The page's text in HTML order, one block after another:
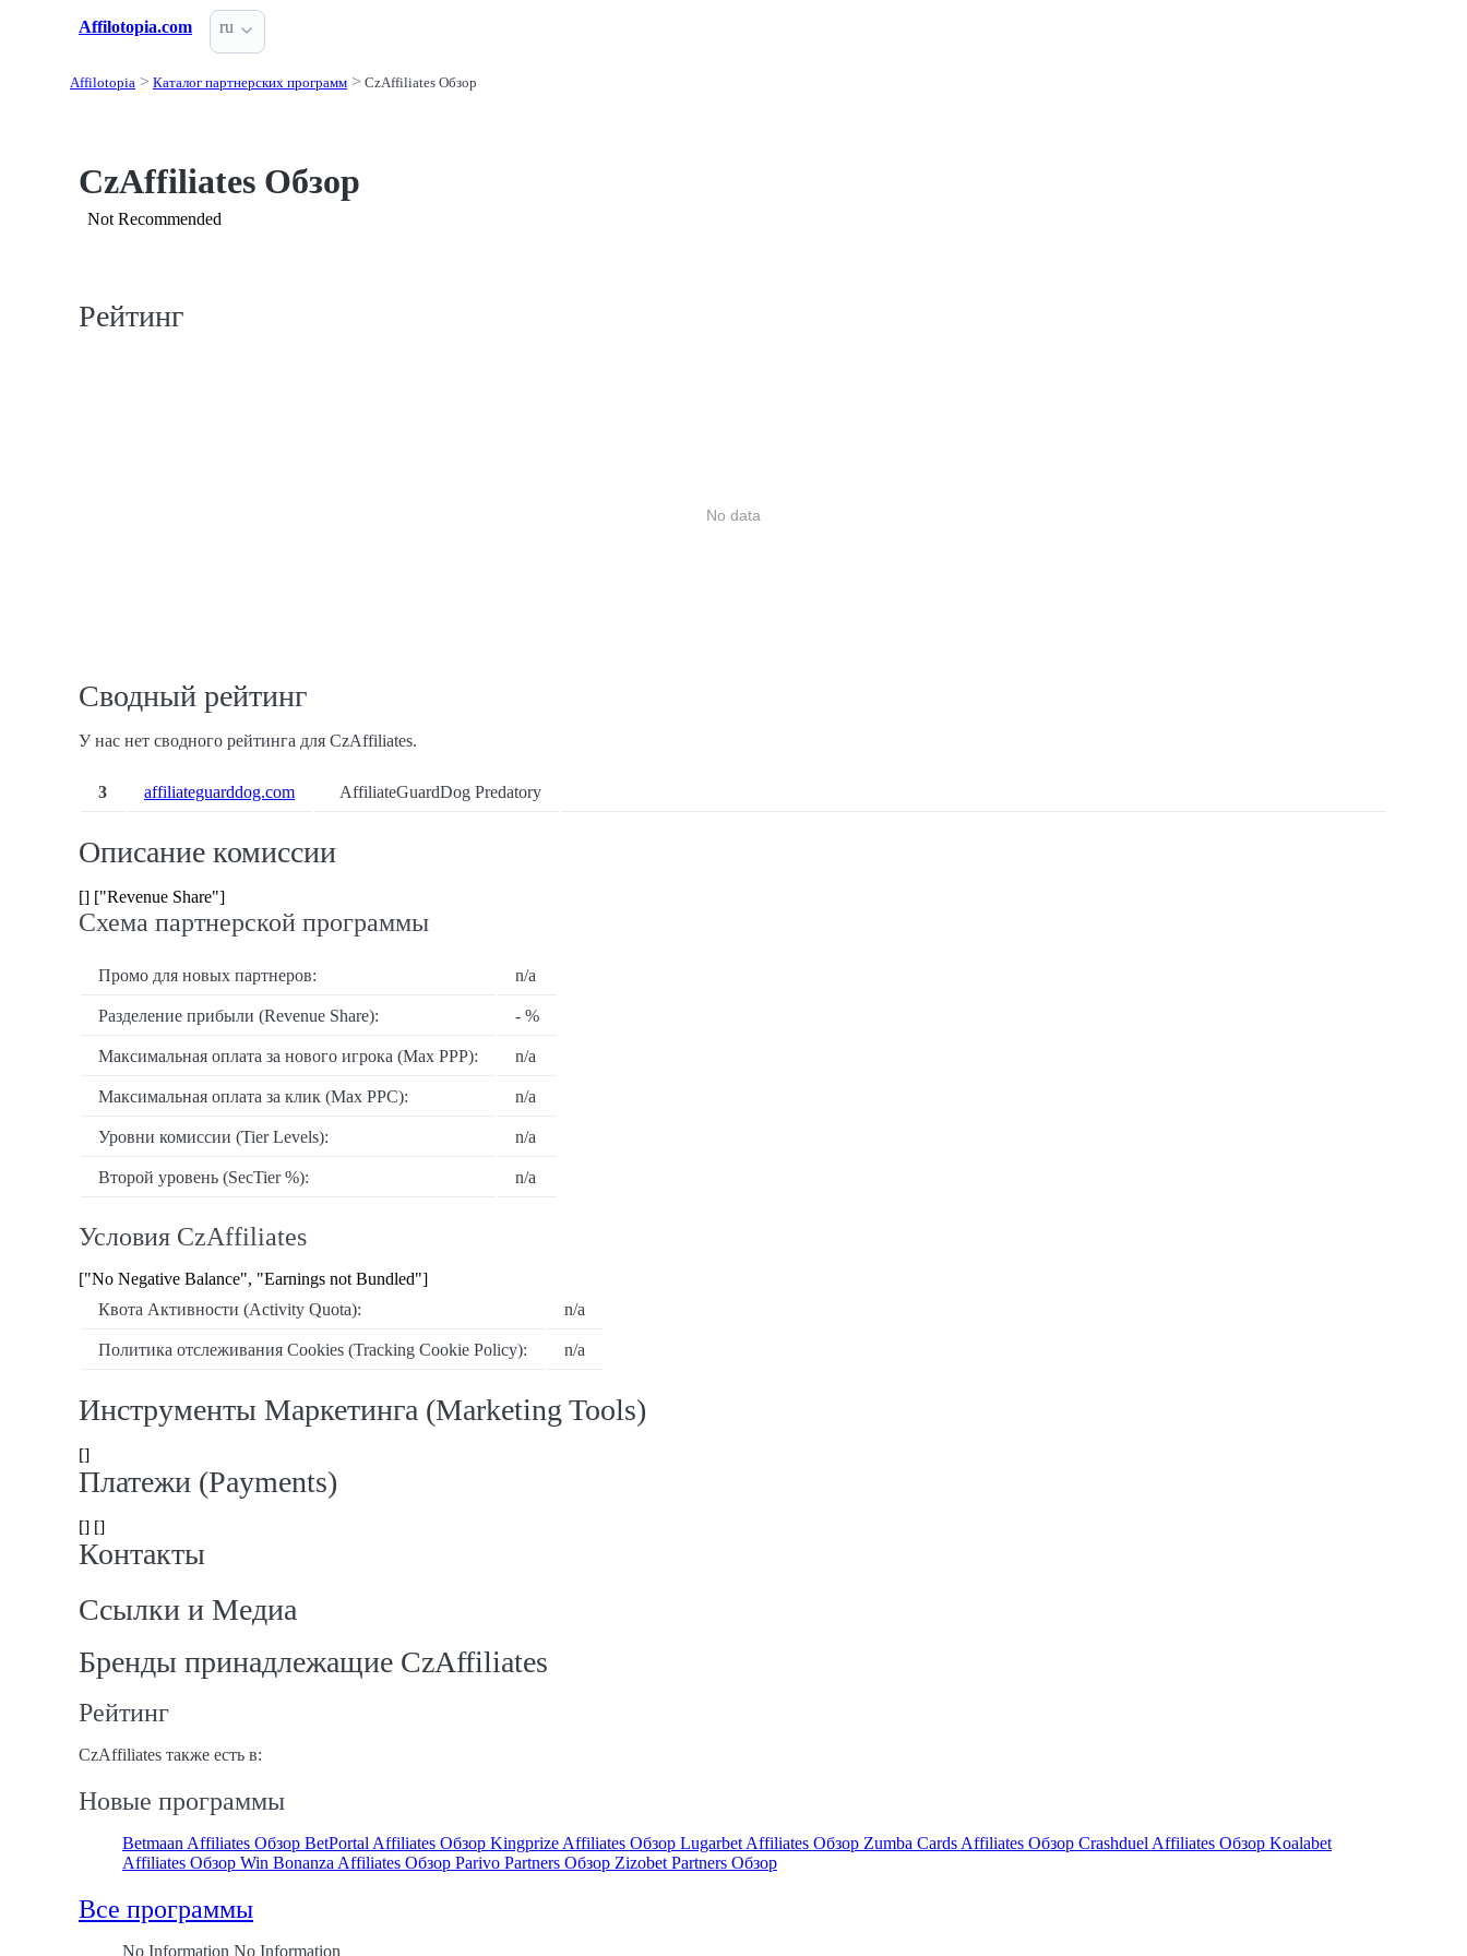
Affilotopia.com ru
Affilotopia Каталог партнерских программ CzAffiliates Обзор
CzAffiliates Обзор
Not Recommended
Рейтинг
No data
Сводный рейтинг
У нас нет сводного рейтинга для CzAffiliates.
3 affiliateguarddog.com AffiliateGuardDog Predatory
Описание комиссии
[] ["Revenue Share"]
Схема партнерской программы
Промо для новых партнеров: n/a
Разделение прибыли (Revenue Share): - %
Максимальная оплата за нового игрока (Max PPP): n/a
Максимальная оплата за клик (Max PPC): n/a
Уровни комиссии (Tier Levels): n/a
Второй уровень (SecTier %): n/a
Условия CzAffiliates
["No Negative Balance", "Earnings not Bundled"]
Квота Активности (Activity Quota):
n/a
Политика отслеживания Cookies (Tracking Cookie Policy): n/a
Инструменты Маркетинга (Marketing Tools)
[]
Платежи (Payments)
[] []
Контакты
Ссылки и Медиа
Бренды принадлежащие CzAffiliates
Рейтинг
CzAffiliates также есть в:
Новые программы
Betmaan Affiliates Обзор BetPortal Affiliates Обзор Kingprize Affiliates Обзор Lugarbet Affiliates Обзор Zumba Cards Affiliates Обзор Crashduel Affiliates Обзор Koalabet
Affiliates Обзор Win Bonanza Affiliates Обзор Parivo Partners Обзор Zizobet Partners Обзор
Все программы
No Information No Information